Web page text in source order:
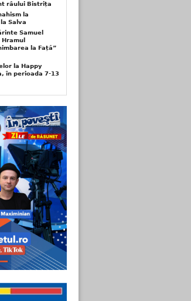
râului Bistrița
la
Salva
Samuel
la Față”
la Happy
în perioada 7-13